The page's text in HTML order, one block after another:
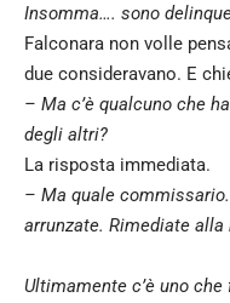
Insomma…. sono
Falconara non volle
due consideravano. E
– Ma c’è qualcuno che
degli altri?
La risposta immediata.
– Ma quale
arrunzate. Rimediate alla
Ultimamente c’è uno